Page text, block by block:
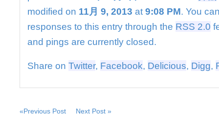
３
歳
＝
元
神
教
楽
modified on 11月 9, 2013 at 9:08 PM. You
responses to this entry through the RSS 2.0
and pings are currently closed.
Share on Twitter, Facebook, Delicious, Digg,
«Previous Post Next Post »